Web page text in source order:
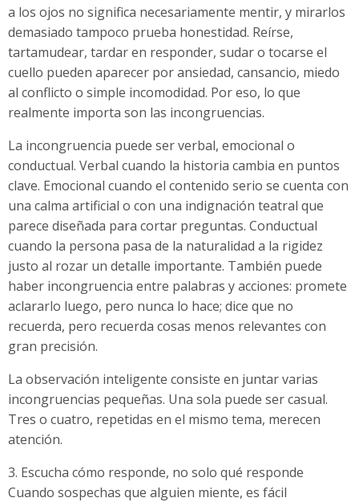
a los ojos no significa necesariamente mentir, y mirarlos
demasiado tampoco prueba honestidad. Reírse,
tartamudear, tardar en responder, sudar o tocarse el
cuello pueden aparecer por ansiedad, cansancio, miedo
al conflicto o simple incomodidad. Por eso, lo que
realmente importa son las incongruencias.
La incongruencia puede ser verbal, emocional o
conductual. Verbal cuando la historia cambia en puntos
clave. Emocional cuando el contenido serio se cuenta con
una calma artificial o con una indignación teatral que
parece diseñada para cortar preguntas. Conductual
cuando la persona pasa de la naturalidad a la rigidez
justo al rozar un detalle importante. También puede
haber incongruencia entre palabras y acciones: promete
aclararlo luego, pero nunca lo hace; dice que no
recuerda, pero recuerda cosas menos relevantes con
gran precisión.
La observación inteligente consiste en juntar varias
incongruencias pequeñas. Una sola puede ser casual.
Tres o cuatro, repetidas en el mismo tema, merecen
atención.
3. Escucha cómo responde, no solo qué responde
Cuando sospechas que alguien miente, es fácil